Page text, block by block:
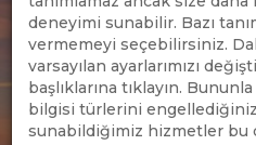
deneyimi sunabilir. Bazı
vermemeyi seçebilirsiniz.
varsayılan ayarlarımızı
başlıklarına tıklayın.
bilgisi türlerini
sunabildiğimiz hizmetler bu